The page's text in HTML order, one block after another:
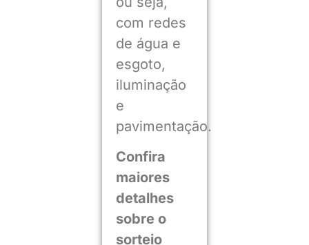
com redes
de água e
esgoto,
iluminação
e
pavimentação.
Confira
maiores
detalhes
sobre o
sorteio